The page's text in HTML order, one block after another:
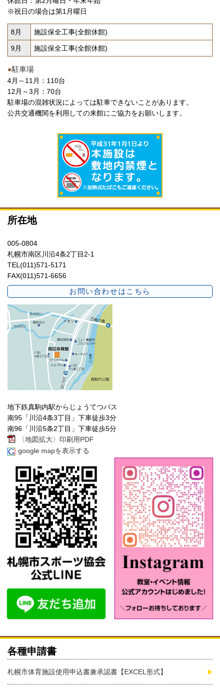
※祝日の場合は第1月曜日
8月 施設保全工事(全館休館)
9月 施設保全工事(全館休館)
●駐車場
4月～11月：110台
12月～3月：70台
駐車場の混雑状況によっては駐車できないことがあります。
公共交通機関を利用しての来館にご協力をお願いします。
所在地
005-0804
札幌市南区川沿4条2丁目2-1
TEL(011)571-5171
FAX(011)571-6656
お問い合わせはこちら
地下鉄真駒内駅からじょうてつバス
南95「川沿4条3丁目」下車徒歩3分
南96「川沿5条2丁目」下車徒歩5分
〈地図拡大〉印刷用PDF
google mapを表示する
各種申請書
札幌市体育施設使用申込書兼承認書【EXCEL形式】